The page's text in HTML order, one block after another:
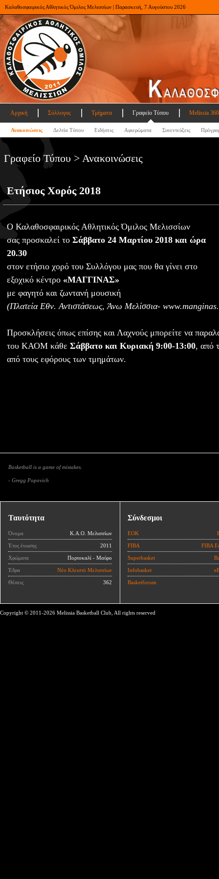
Καλαθοσφαιρικός Αθλητικός Όμιλος Μελισσίων | Παρασκευή, 7 Αυγούστου 2026
Αρχική Σύλλογος Τμήματα Γραφείο Τύπου Melissia
Ανακοινώσεις Δελτία Τύπου Ειδήσεις Αφιερώματα Συνεντεύξεις
Γραφείο Τύπου > Ανακοινώσεις
Ετήσιος Χορός 2018
Ο Καλαθοσφαιρικός Αθλητικός Όμιλος Μελισσίων
σας προσκαλεί το Σάββατο 24 Μαρτίου 2018 και ώρα
20.30
στον ετήσιο χορό του Συλλόγου μας που θα γίνει στο
εξοχικό κέντρο «ΜΑΓΓΙΝΑΣ»
με φαγητό και ζωντανή μουσική
(Πλατεία Εθν. Αντιστάσεως, Άνω Μελίσσια-
Προσκλήσεις όπως επίσης και Λαχνούς μπορείτε να
του ΚΑΟΜ κάθε Σάββατο και Κυριακή 9:00-13:00, από
από τους εφόρους των τμημάτων.
Basketball is a game of mistakes.
- Gregg Popovich
Ταυτότητα
Όνομα Κ.Α.Ο. Μελισσίων
Έτος ένωσης 2011
Χρώματα Πορτοκαλί - Μαύρο
Έδρα Νέο Κλειστό Μελισσίων
Θέσεις 362
Σύνδεσμοι
ΕΟΚ
FIBA FIBA
Superbasket
Infobasket
Basketforum
Copyright © 2011-2026 Melissia Basketball Club, All rights reserved